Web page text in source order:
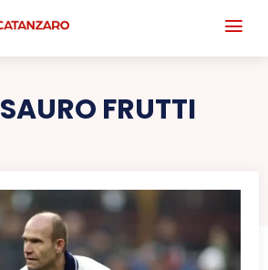
SAURO FRUTTI